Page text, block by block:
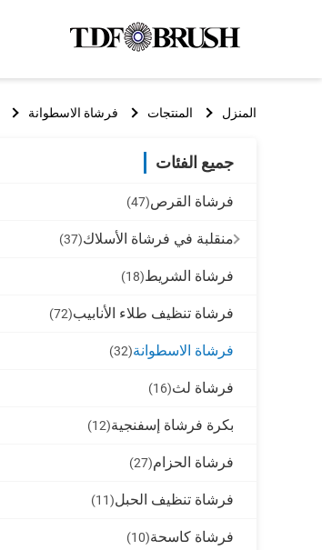
المنزل المنتجات فرشاة الاسطوانة
جميع الفئات
فرشاة القرص(47)
منقلبة في فرشاة الأسلاك(37)
فرشاة الشريط(18)
فرشاة تنظيف طلاء الأنابيب(72)
فرشاة الاسطوانة(32)
فرشاة لث(16)
بكرة فرشاة إسفنجية(12)
فرشاة الحزام(27)
فرشاة تنظيف الحبل(11)
فرشاة كاسحة(10)